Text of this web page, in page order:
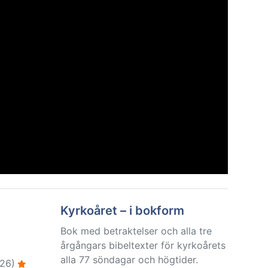
Kyrkoåret – i bokform
Bok med betraktelser och alla tre
årgångars bibeltexter för kyrkoårets
alla 77 söndagar och högtider.